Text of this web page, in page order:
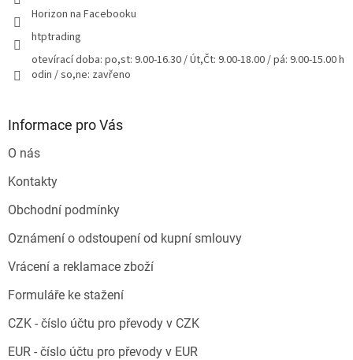
Horizon na Facebooku
htptrading
otevírací doba: po,st: 9.00-16.30 / Út,Čt: 9.00-18.00 / pá: 9.00-15.00 h
odin / so,ne: zavřeno
Informace pro Vás
O nás
Kontakty
Obchodní podmínky
Oznámení o odstoupení od kupní smlouvy
Vrácení a reklamace zboží
Formuláře ke stažení
CZK - číslo účtu pro převody v CZK
EUR - číslo účtu pro převody v EUR